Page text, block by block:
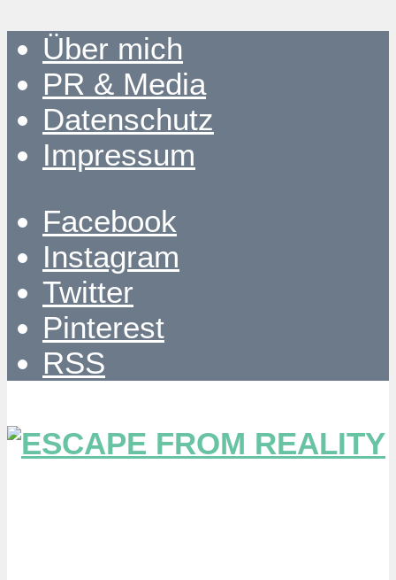
Über mich
PR & Media
Datenschutz
Impressum
Facebook
Instagram
Twitter
Pinterest
RSS